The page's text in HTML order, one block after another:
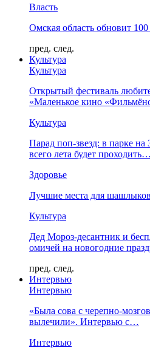
Власть
Омская область обновит
пред. след.
Культура
Культура
Открытый фестиваль
«Маленькое кино
Культура
Парад поп-звезд: в парке на
всего лета будет проходить…
Здоровье
Лучшие места для
Культура
Дед Мороз-десантник и
омичей на новогодние
пред. след.
Интервью
Интервью
«Была сова с черепно-
вылечили». Интервью с…
Интервью